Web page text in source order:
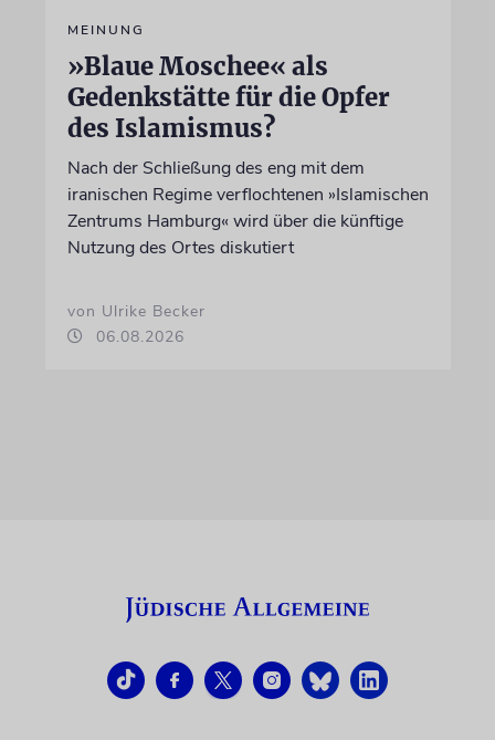
MEINUNG
»Blaue Moschee« als
Gedenkstätte für die Opfer
des Islamismus?
Nach der Schließung des eng mit dem
iranischen Regime verflochtenen »Islamischen
Zentrums Hamburg« wird über die künftige
Nutzung des Ortes diskutiert
von Ulrike Becker
06.08.2026